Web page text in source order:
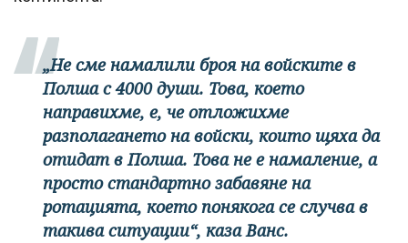
„Не сме намалили броя на войските в
Полша с 4000 души. Това, което
направихме, е, че отложихме
разполагането на войски, които щяха да
отидат в Полша. Това не е намаление, а
просто стандартно забавяне на
ротацията, което понякога се случва в
такива ситуации“, каза Ванс.